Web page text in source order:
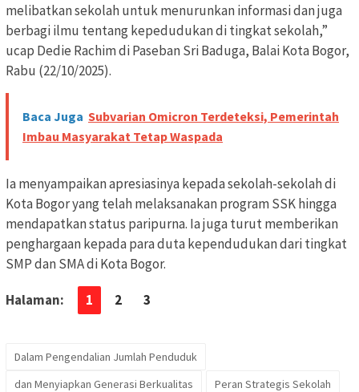
melibatkan sekolah untuk menurunkan informasi dan juga
berbagi ilmu tentang kepedudukan di tingkat sekolah,”
ucap Dedie Rachim di Paseban Sri Baduga, Balai Kota Bogor,
Rabu (22/10/2025).
Baca Juga Subvarian Omicron Terdeteksi, Pemerintah
Imbau Masyarakat Tetap Waspada
Ia menyampaikan apresiasinya kepada sekolah-sekolah di
Kota Bogor yang telah melaksanakan program SSK hingga
mendapatkan status paripurna. Ia juga turut memberikan
penghargaan kepada para duta kependudukan dari tingkat
SMP dan SMA di Kota Bogor.
Halaman: 1 2 3
Dalam Pengendalian Jumlah Penduduk
dan Menyiapkan Generasi Berkualitas
Peran Strategis Sekolah